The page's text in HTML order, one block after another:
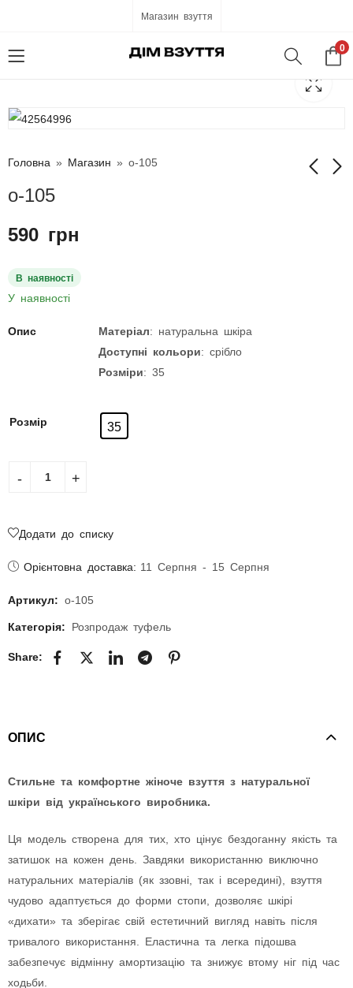
Магазин взуття
0
Головна » Магазин » о-105
о-105
590 грн
В наявності
У наявності
Опис Матеріал: натуральна шкіра
Доступні кольори: срібло
Розміри: 35
Розмір 35
Додати до списку
Орієнтовна доставка: 11 Серпня - 15 Серпня
Артикул: о-105
Категорія: Розпродаж туфель
Share:
ОПИС
Стильне та комфортне жіноче взуття з натуральної
шкіри від українського виробника.
Ця модель створена для тих, хто цінує бездоганну якість та
затишок на кожен день. Завдяки використанню виключно
натуральних матеріалів (як ззовні, так і всередині), взуття
чудово адаптується до форми стопи, дозволяє шкірі
«дихати» та зберігає свій естетичний вигляд навіть після
тривалого використання. Еластична та легка підошва
забезпечує відмінну амортизацію та знижує втому ніг під час
ходьби.